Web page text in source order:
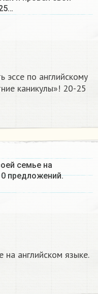
эссе по английскому
каникулы»! 20-25
семье на
предложений.​
на английском языке.​